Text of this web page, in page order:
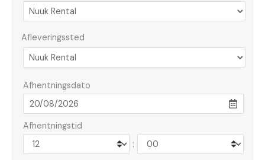
Afleveringssted
Afhentningsdato
Afhentningstid
: